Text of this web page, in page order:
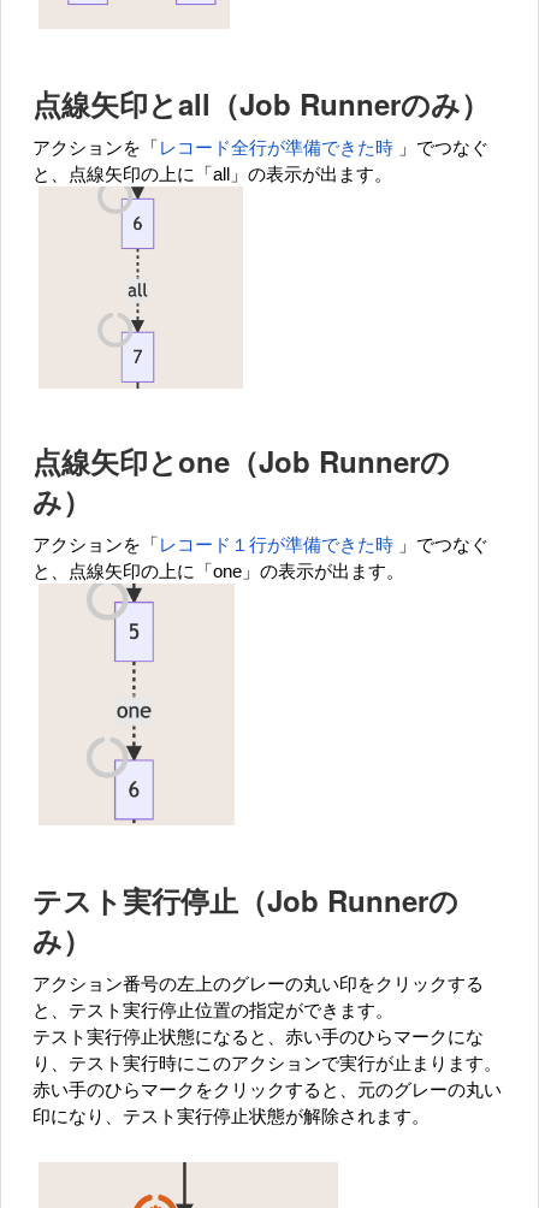
点線矢印とall（Job Runnerのみ）
アクションを「 レコード全行が準備できた時 」でつなぐ
と、点線矢印の上に「all」の表示が出ます。
点線矢印とone（Job Runnerの
み）
アクションを「 レコード１行が準備できた時 」でつなぐ
と、点線矢印の上に「one」の表示が出ます。
テスト実行停止（Job Runnerの
み）
アクション番号の左上のグレーの丸い印をクリックする
と、テスト実行停止位置の指定ができます。
テスト実行停止状態になると、赤い手のひらマークにな
り、テスト実行時にこのアクションで実行が止まります。
赤い手のひらマークをクリックすると、元のグレーの丸い
印になり、テスト実行停止状態が解除されます。